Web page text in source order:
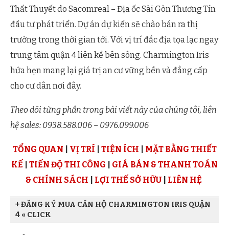
Thất Thuyết do Sacomreal – Địa ốc Sài Gòn Thương Tín
đầu tư phát triển. Dự án dự kiến sẽ chào bán ra thị
trường trong thời gian tới. Với vị trí đắc địa tọa lạc ngay
trung tâm quận 4 liên kề bên sông. Charmington Iris
hứa hẹn mang lại giá trị an cư vững bền và đẳng cấp
cho cư dân nơi đây.
Theo dõi từng phần trong bài viết này của chúng tôi, liên
hệ sales: 0938.588.006 – 0976.099.006
TỔNG QUAN VỊ TRÍ TIỆN ÍCH
MẶT BẰNG THIẾT
KẾ
TIẾN ĐỘ THI CÔNG
GIÁ BÁN & THANH TOÁN
& CHÍNH SÁCH
LỢI THẾ SỞ HỮU| LIÊN HỆ
+ ĐĂNG KÝ MUA CĂN HỘ CHARMINGTON IRIS QUẬN
4 « CLICK